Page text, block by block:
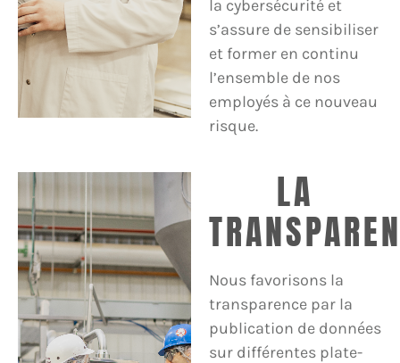
la cybersécurité et
s’assure de sensibiliser
et former en continu
l’ensemble de nos
employés à ce nouveau
risque.
LA
Nous favorisons la
transparence par la
publication de données
sur différentes plate-